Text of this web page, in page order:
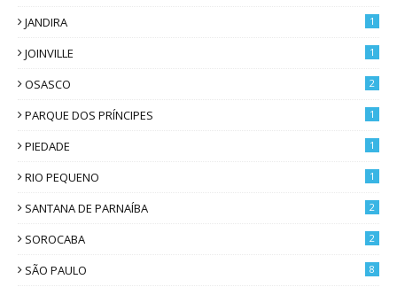
JANDIRA 1
JOINVILLE 1
OSASCO 2
PARQUE DOS PRÍNCIPES 1
PIEDADE 1
RIO PEQUENO 1
SANTANA DE PARNAÍBA 2
SOROCABA 2
SÃO PAULO 8